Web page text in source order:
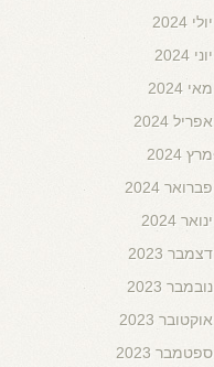
יולי 2024
יוני 2024
מאי 2024
אפריל 2024
מרץ 2024
פברואר 2024
ינואר 2024
דצמבר 2023
נובמבר 2023
אוקטובר 2023
ספטמבר 2023